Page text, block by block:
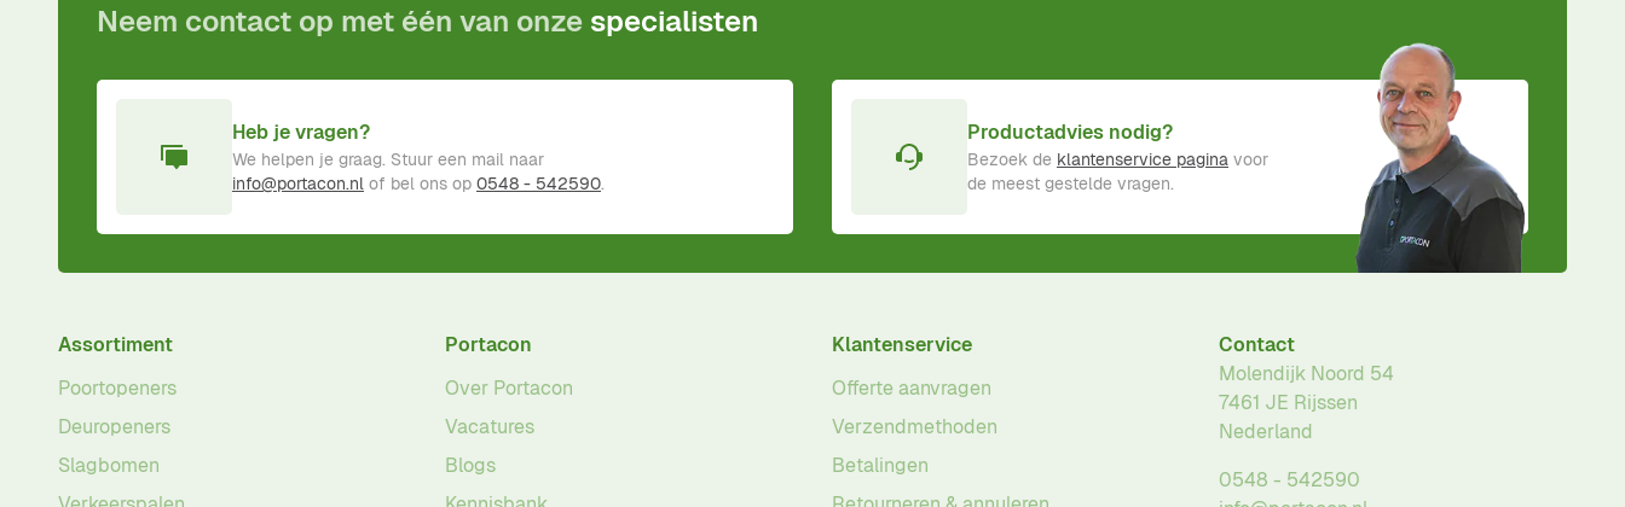
Neem contact op met één van onze specialisten
Heb je vragen?
We helpen je graag. Stuur een mail naar
info@portacon.nl of bel ons op 0548 - 542590.
Productadvies nodig?
Bezoek de klantenservice pagina voor
de meest gestelde vragen.
Assortiment
Poortopeners
Deuropeners
Slagbomen
Portacon
Over Portacon
Vacatures
Blogs
Klantenservice
Offerte aanvragen
Verzendmethoden
Betalingen
Contact
Molendijk Noord 54
7461 JE Rijssen
Nederland
0548 - 542590